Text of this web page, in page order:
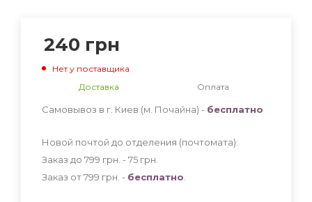
240 грн
Нет у поставщика
Доставка
Оплата
Самовывоз в г. Киев (м. Почайна) - бесплатно
Новой почтой до отделения (почтомата):
Заказ до 799 грн. - 75 грн
Заказ от 799 грн. - бесплатно